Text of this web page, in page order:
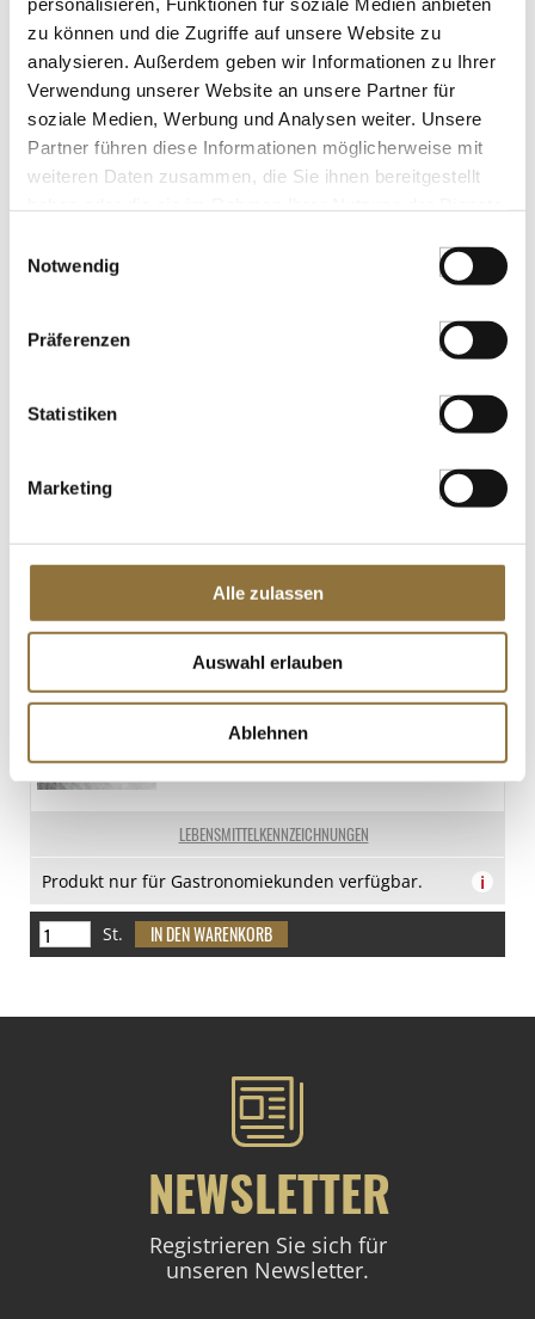
zu können und die Zugriffe auf unsere Website zu
analysieren. Außerdem geben wir Informationen zu Ihrer
Verwendung unserer Website an unsere Partner für
soziale Medien, Werbung und Analysen weiter. Unsere
Partner führen diese Informationen möglicherweise mit
weiteren Daten zusammen, die Sie ihnen bereitgestellt
Notwendig
Präferenzen
Statistiken
Marketing
Alle zulassen
Auswahl erlauben
Ablehnen
LEBENSMITTELKENNZEICHNUNGEN
g.g.A., ganz, geschält und geröstet,
14mm, 110 g
Art.Nr.:31836
St.
Einweghandschuhe Latex, Schwarz, S,
€ 10,90
St.
LEBENSMITTELKENNZEICHNUNGEN
pulverisiert, 1 kg
Art.Nr.:13406
Produkt nur für Gastronomiekunden verfügbar. i
St.
NEWSLETTER
Registrieren Sie sich für
unseren Newsletter.